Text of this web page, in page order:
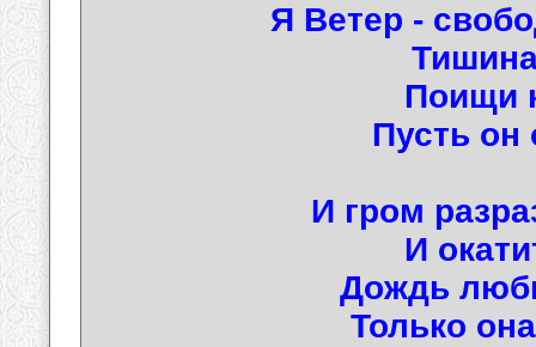
Я Ветер -
Поищи
Пусть он
И гром
И
Дождь
Только